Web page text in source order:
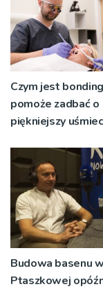
Czym jest
pomoże zadbać o
piękniejszy
Budowa basenu w
Ptaszkowej